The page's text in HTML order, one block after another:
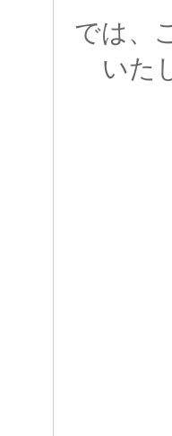
では、
いた